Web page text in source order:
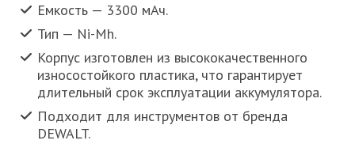
Емкость — 3300 мАч.
Тип — Ni-Mh.
Корпус изготовлен из высококачественного
износостойкого пластика, что гарантирует
длительный срок эксплуатации аккумулятора.
Подходит для инструментов от бренда
DEWALT.